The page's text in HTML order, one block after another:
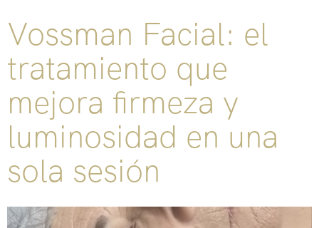
Vossman Facial: el
tratamiento que
mejora firmeza y
luminosidad en una
sola sesión